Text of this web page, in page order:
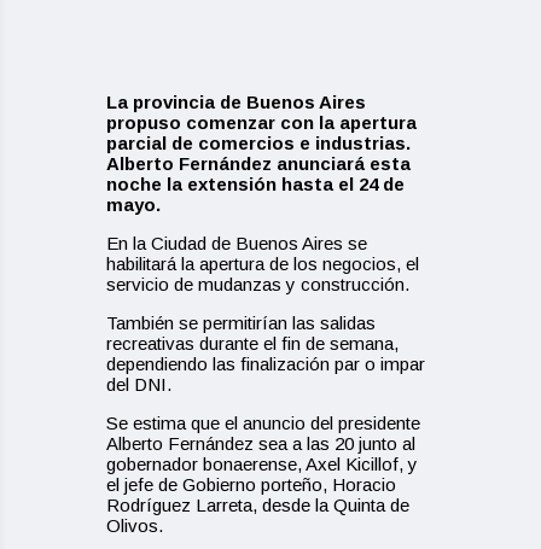
La provincia de Buenos Aires
propuso comenzar con la apertura
parcial de comercios e industrias.
Alberto Fernández anunciará esta
noche la extensión hasta el 24 de
mayo.
En la Ciudad de Buenos Aires se
habilitará la apertura de los negocios, el
servicio de mudanzas y construcción.
También se permitirían las salidas
recreativas durante el fin de semana,
dependiendo las finalización par o impar
del DNI.
Se estima que el anuncio del presidente
Alberto Fernández sea a las 20 junto al
gobernador bonaerense, Axel Kicillof, y
el jefe de Gobierno porteño, Horacio
Rodríguez Larreta, desde la Quinta de
Olivos.